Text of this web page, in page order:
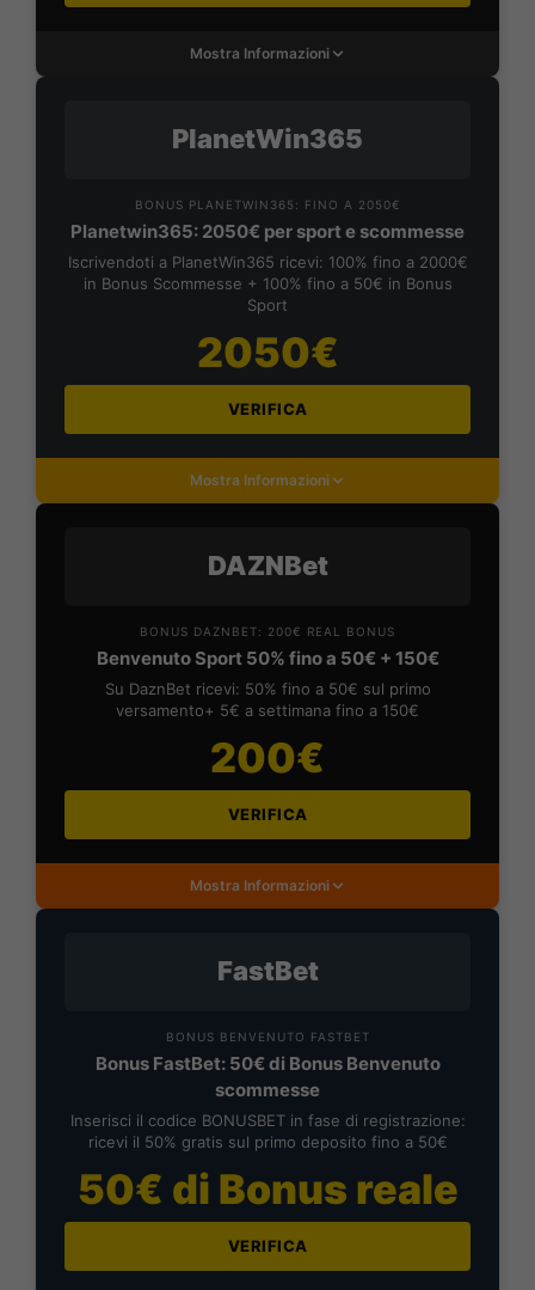
Mostra Informazioni
PlanetWin365
BONUS PLANETWIN365: FINO A 2050€
Planetwin365: 2050€ per sport e scommesse
Iscrivendoti a PlanetWin365 ricevi: 100% fino a 2000€
in Bonus Scommesse + 100% fino a 50€ in Bonus
Sport
2050€
VERIFICA
Mostra Informazioni
DAZNBet
BONUS DAZNBET: 200€ REAL BONUS
Benvenuto Sport 50% fino a 50€ + 150€
Su DaznBet ricevi: 50% fino a 50€ sul primo
versamento+ 5€ a settimana fino a 150€
200€
VERIFICA
Mostra Informazioni
FastBet
BONUS BENVENUTO FASTBET
Bonus FastBet: 50€ di Bonus Benvenuto
scommesse
Inserisci il codice BONUSBET in fase di registrazione:
ricevi il 50% gratis sul primo deposito fino a 50€
50€ di Bonus reale
VERIFICA